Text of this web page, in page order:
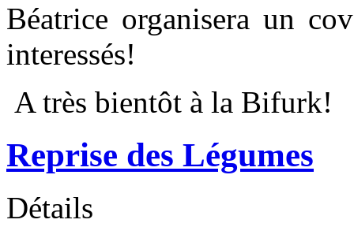
Béatrice organisera un
interessés!
A très bientôt à la Bifurk!
Reprise des Légumes
Détails